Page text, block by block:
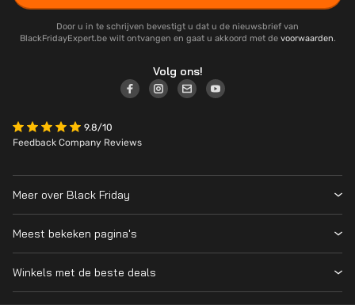
Door u in te schrijven bevestigt u dat u de nieuwsbrief van
BlackFridayExpert.be wilt ontvangen en gaat u akkoord met de voorwaarden.
Volg ons!
9.8/10
Feedback Company Reviews
Meer over Black Friday
Contact
Blog
Meest bekeken pagina's
PS5
Winkels met de beste deals